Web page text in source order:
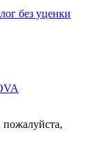
без уценки